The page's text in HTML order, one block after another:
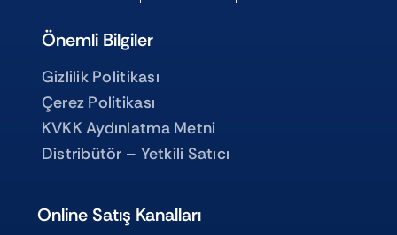
Online Satış Kanalları
Önemli Bilgiler
Gizlilik Politikası
Çerez Politikası
KVKK Aydınlatma Metni
Distribütör – Yetkili Satıcı